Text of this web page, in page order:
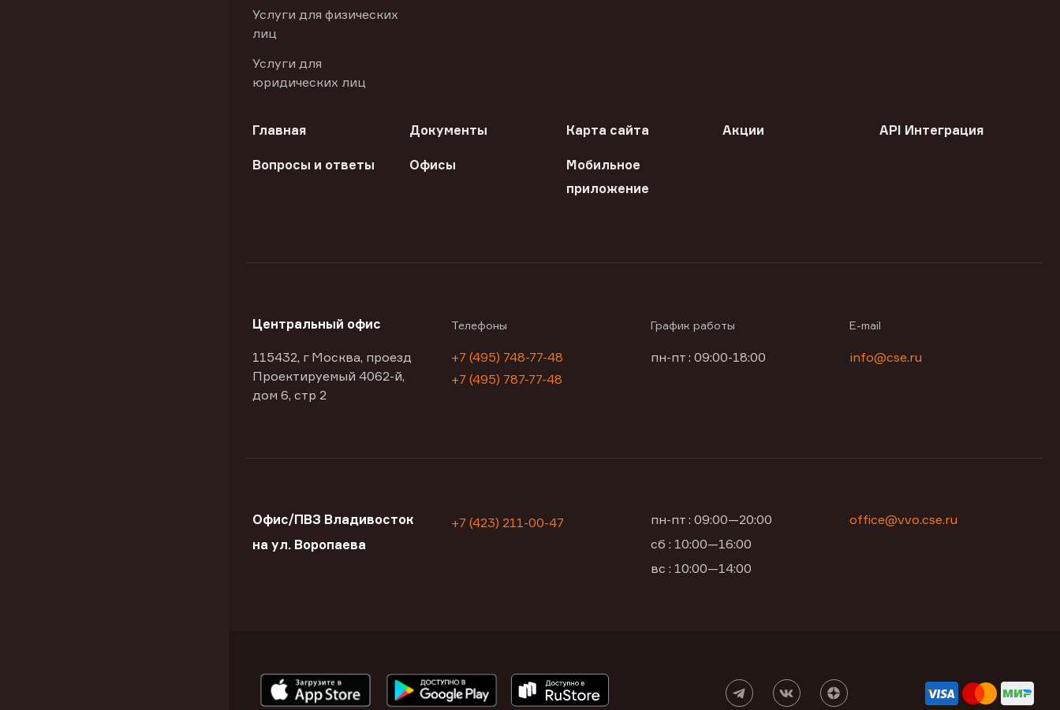
Услуги для физических
лиц
Услуги для
юридических лиц
Главная Документы Карта сайта Акции API Интеграция
Вопросы и ответы Офисы
Мобильное
приложение
Центральный офис
115432, г Москва, проезд
Проектируемый 4062-й,
дом 6, стр 2
Телефоны
+7 (495) 748-77-48
+7 (495) 787-77-48
График работы
пн-пт : 09:00-18:00
E-mail
info@cse.ru
Офис/ПВЗ Владивосток
на ул. Воропаева
+7 (423) 211-00-47
пн-пт : 09:00—20:00
сб : 10:00—16:00
вс : 10:00—14:00
office@vvo.cse.ru